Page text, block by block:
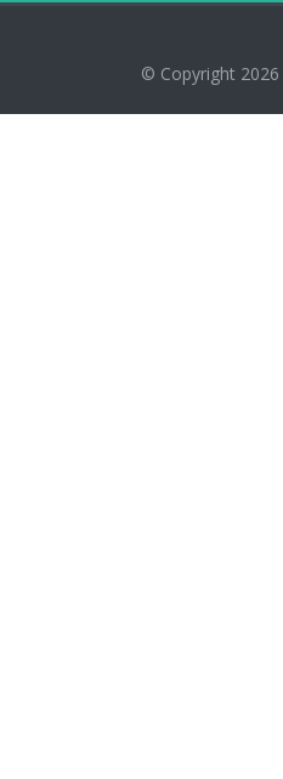
© Copyright 2026